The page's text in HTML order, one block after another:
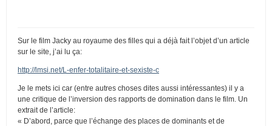
Sur le film Jacky au royaume des filles qui a déjà fait l’objet d’un article
sur le site, j’ai lu ça:
http://lmsi.net/L-enfer-totalitaire-et-sexiste-c
Je le mets ici car (entre autres choses dites aussi intéressantes) il y a
une critique de l’inversion des rapports de domination dans le film. Un
extrait de l’article:
« D’abord, parce que l’échange des places de dominants et de